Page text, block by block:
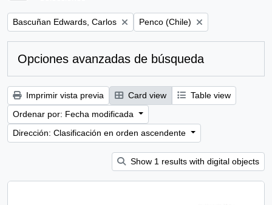
Remove filter:
Bascuñan Edwards, Carlos Remove filter:
Penco (Chile)
Opciones avanzadas de búsqueda
Imprimir vista previa Card view
Table view
Ordenar por: Fecha modificada
Dirección: Clasificación en orden ascendente
Show 1 results with digital objects